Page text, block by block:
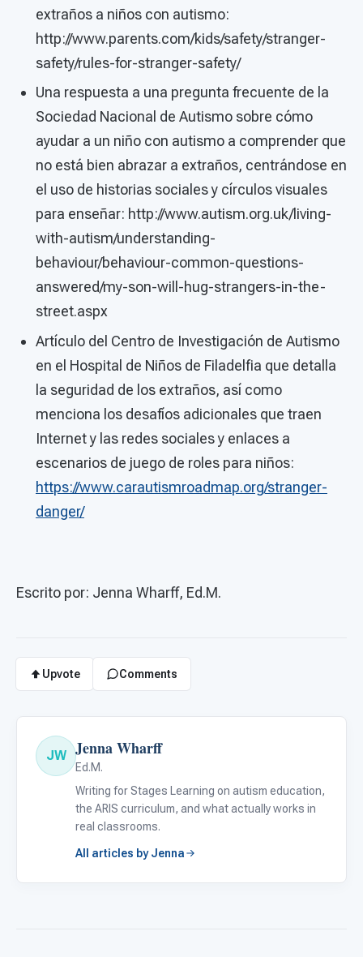
extraños a niños con autismo:
http://www.parents.com/kids/safety/stranger-
safety/rules-for-stranger-safety/
Una respuesta a una pregunta frecuente de la
Sociedad Nacional de Autismo sobre cómo
ayudar a un niño con autismo a comprender que
no está bien abrazar a extraños, centrándose en
el uso de historias sociales y círculos visuales
para enseñar: http://www.autism.org.uk/living-
with-autism/understanding-
behaviour/behaviour-common-questions-
answered/my-son-will-hug-strangers-in-the-
street.aspx
Artículo del Centro de Investigación de Autismo
en el Hospital de Niños de Filadelfia que detalla
la seguridad de los extraños, así como
menciona los desafíos adicionales que traen
Internet y las redes sociales y enlaces a
escenarios de juego de roles para niños:
https://www.carautismroadmap.org/stranger-
danger/
Escrito por: Jenna Wharff, Ed.M.
Upvote Comments
JW Jenna Wharff
Ed.M.
Writing for Stages Learning on autism education,
the ARIS curriculum, and what actually works in
real classrooms.
All articles by Jenna